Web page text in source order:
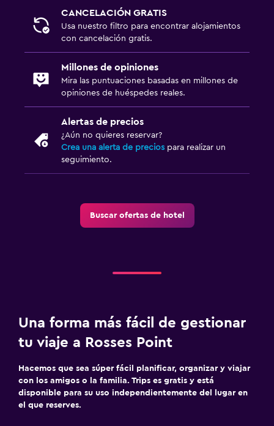
CANCELACIÓN GRATIS
Usa nuestro filtro para encontrar alojamientos
con cancelación gratis.
Millones de opiniones
Mira las puntuaciones basadas en millones de
opiniones de huéspedes reales.
Alertas de precios
¿Aún no quieres reservar?
Crea una alerta de precios para realizar un
seguimiento.
Buscar ofertas de hotel
Una forma más fácil de gestionar
tu viaje a Rosses Point
Hacemos que sea súper fácil planificar, organizar y viajar
con los amigos o la familia. Trips es gratis y está
disponible para su uso independientemente del lugar en
el que reserves.